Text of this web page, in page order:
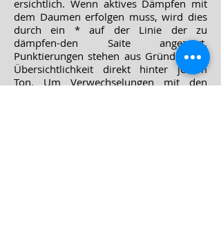
ersichtlich. Wenn aktives Dämpfen mit
dem Daumen erfolgen muss, wird dies
durch ein * auf der Linie der zu
dämpfen-den Saite angezeigt.
Punktierungen stehen aus Gründen der
Übersichtlichkeit direkt hinter jedem
Ton. Um Verwechselungen mit den